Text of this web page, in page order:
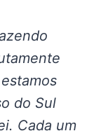
do Sul
Cada um